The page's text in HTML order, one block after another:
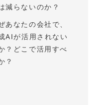
減らないのか？
あなたの会社で、
AIが活用されない
？どこで活用すべ
？